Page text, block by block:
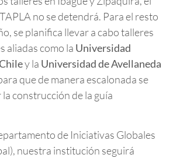
no se detendrá. Para el resto
se planifica llevar a cabo talleres
aliadas como la Universidad
y la Universidad de Avellaneda
que de manera escalonada se
construcción de la guía
de Iniciativas Globales
nuestra institución seguirá